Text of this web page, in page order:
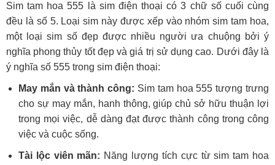
Sim tam hoa 555 là sim điện thoại có 3 chữ số cuối cùng
đều là số 5. Loại sim này được xếp vào nhóm sim tam hoa,
một loại sim số đẹp được nhiều người ưa chuộng bởi ý
nghĩa phong thủy tốt đẹp và giá trị sử dụng cao. Dưới đây là
ý nghĩa số 555 trong sim điện thoại:
May mắn và thành công: Sim tam hoa 555 tượng trưng
cho sự may mắn, hanh thông, giúp chủ sở hữu thuận lợi
trong mọi việc, dễ dàng đạt được thành công trong công
việc và cuộc sống.
Tài lộc viên mãn: Năng lượng tích cực từ sim tam hoa